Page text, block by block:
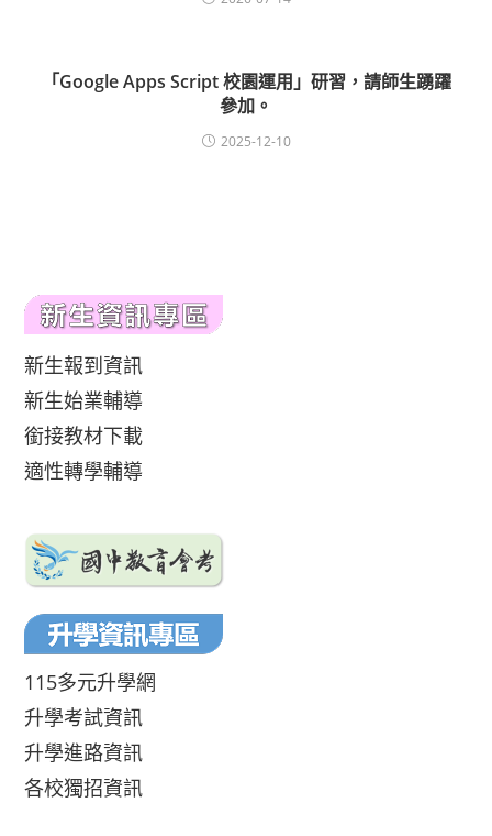
「Google Apps Script 校園運用」研習，請師生踴躍
參加。
2025-12-10
新生報到資訊
新生始業輔導
銜接教材下載
適性轉學輔導
115多元升學網
升學考試資訊
升學進路資訊
各校獨招資訊